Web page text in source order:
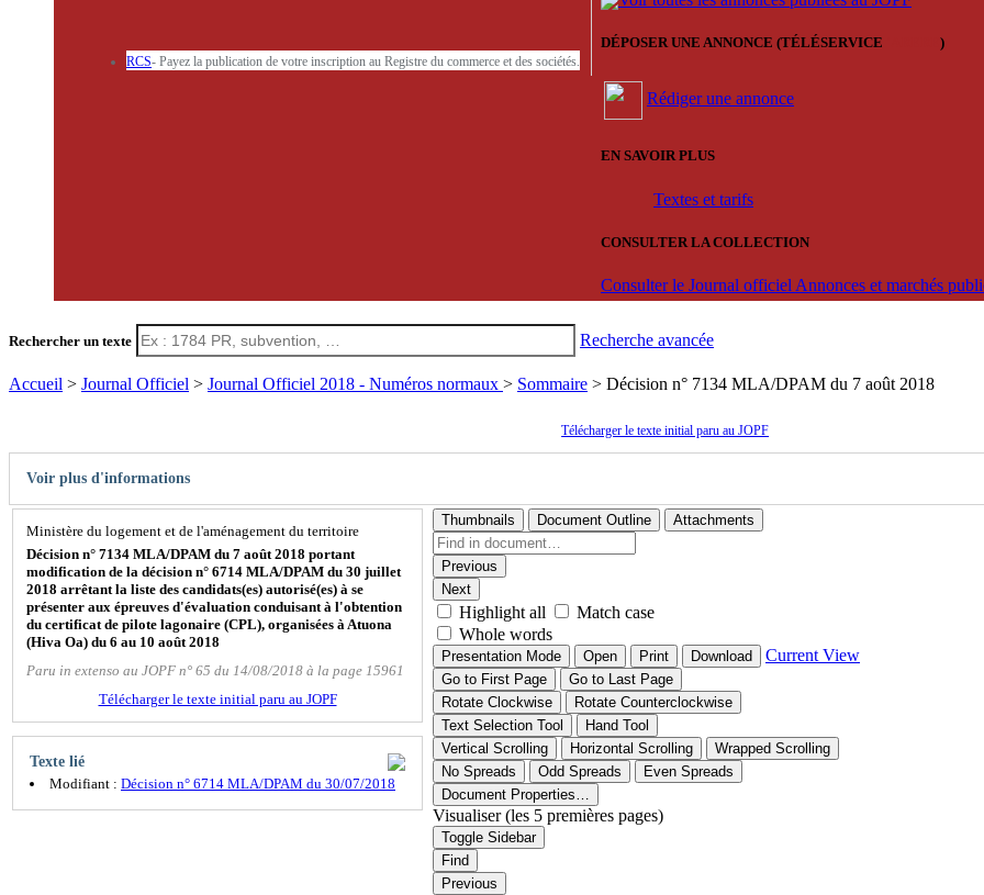
RCS- Payez la publication de votre inscription au Registre du commerce et des sociétés.
DÉPOSER UNE ANNONCE (TÉLÉSERVICE )
Rédiger une annonce
EN SAVOIR PLUS
Textes et tarifs
CONSULTER LA COLLECTION
Consulter le Journal officiel Annonces et marchés
Rechercher un texte Recherche avancée
Accueil > Journal Officiel > Journal Officiel 2018 - Numéros normaux > Sommaire > Décision n° 7134 MLA/DPAM du 7 août 2018
Télécharger le texte initial paru au JOPF
Voir plus d'informations
Ministère du logement et de l'aménagement du territoire
Décision n° 7134 MLA/DPAM du 7 août 2018 portant
modification de la décision n° 6714 MLA/DPAM du 30 juillet
2018 arrêtant la liste des candidats(es) autorisé(es) à se
présenter aux épreuves d'évaluation conduisant à l'obtention
du certificat de pilote lagonaire (CPL), organisées à Atuona
(Hiva Oa) du 6 au 10 août 2018
Paru in extenso au JOPF n° 65 du 14/08/2018 à la page 15961
Télécharger le texte initial paru au JOPF
Texte lié
Modifiant : Décision n° 6714 MLA/DPAM du 30/07/2018
Thumbnails Document Outline Attachments
Previous
Next
Highlight all
Match case
Whole words
Presentation Mode Open Print Download Current View
Go to First Page
Go to Last Page
Rotate Clockwise
Rotate Counterclockwise
Text Selection Tool
Hand Tool
Vertical Scrolling
Horizontal Scrolling
Wrapped Scrolling
No Spreads
Odd Spreads
Even Spreads
Document Properties…
Visualiser (les 5 premières pages)
Toggle Sidebar
Find
Previous